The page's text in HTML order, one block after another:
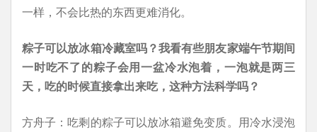
一样，不会比热的东西更难消化。
粽子可以放冰箱冷藏室吗？我看有些朋友家端午节期间
一时吃不了的粽子会用一盆冷水泡着，一泡就是两三
天，吃的时候直接拿出来吃，这种方法科学吗？
方舟子：吃剩的粽子可以放冰箱避免变质。用冷水浸泡